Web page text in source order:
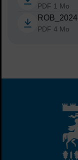
PDF 1 Mo
ROB_2024
PDF 4 Mo